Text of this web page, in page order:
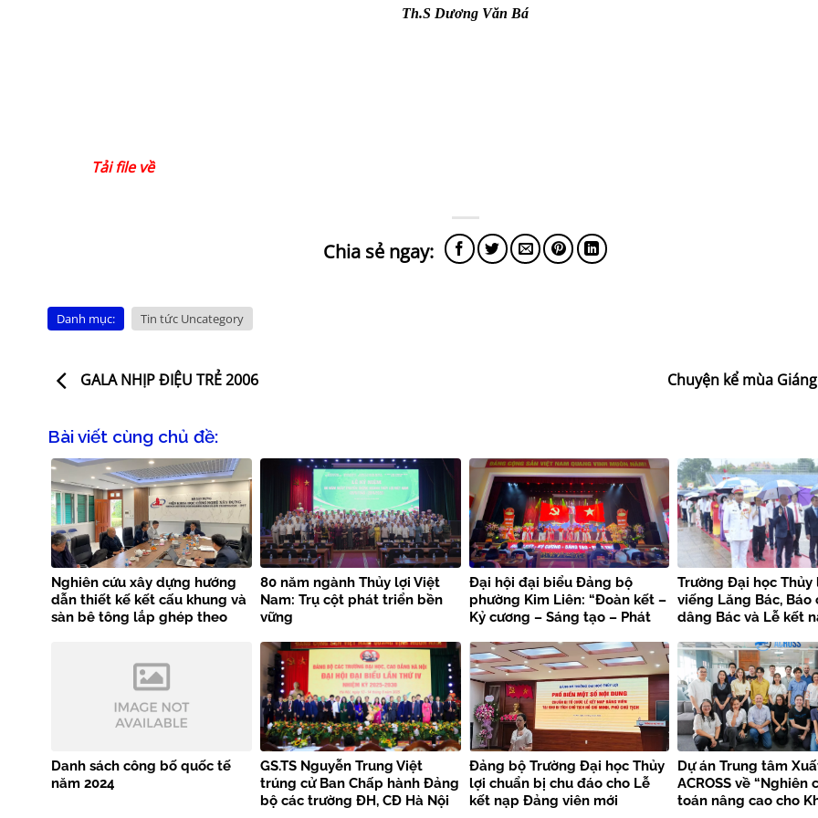
Th.S Dương Văn Bá
Tải file về
Danh mục: Tin tức Uncategory
GALA NHỊP ĐIỆU TRẺ 2006 Chuyện kể mùa
Bài viết cùng chủ đề:
Nghiên cứu xây dựng hướng
dẫn thiết kế kết cấu khung và
sàn bê tông lắp ghép theo
80 năm ngành Thủy lợi Việt
Nam: Trụ cột phát triển bền
vững
Đại hội đại biểu Đảng bộ
phường Kim Liên: “Đoàn kết –
Kỷ cương – Sáng tạo – Phát
Trường Đại học Thủy
viếng Lăng Bác, Báo
dâng Bác và Lễ kết
kiện trọng đại
Danh sách công bố quốc tế
năm 2024
GS.TS Nguyễn Trung Việt
trúng cử Ban Chấp hành Đảng
bộ các trường ĐH, CĐ Hà Nội
Đảng bộ Trường Đại học Thủy
lợi chuẩn bị chu đáo cho Lễ
kết nạp Đảng viên mới
Dự án Trung tâm
ACROSS về “Nghiên
toán nâng cao cho